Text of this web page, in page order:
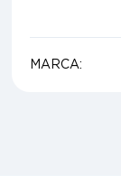
MARCA: